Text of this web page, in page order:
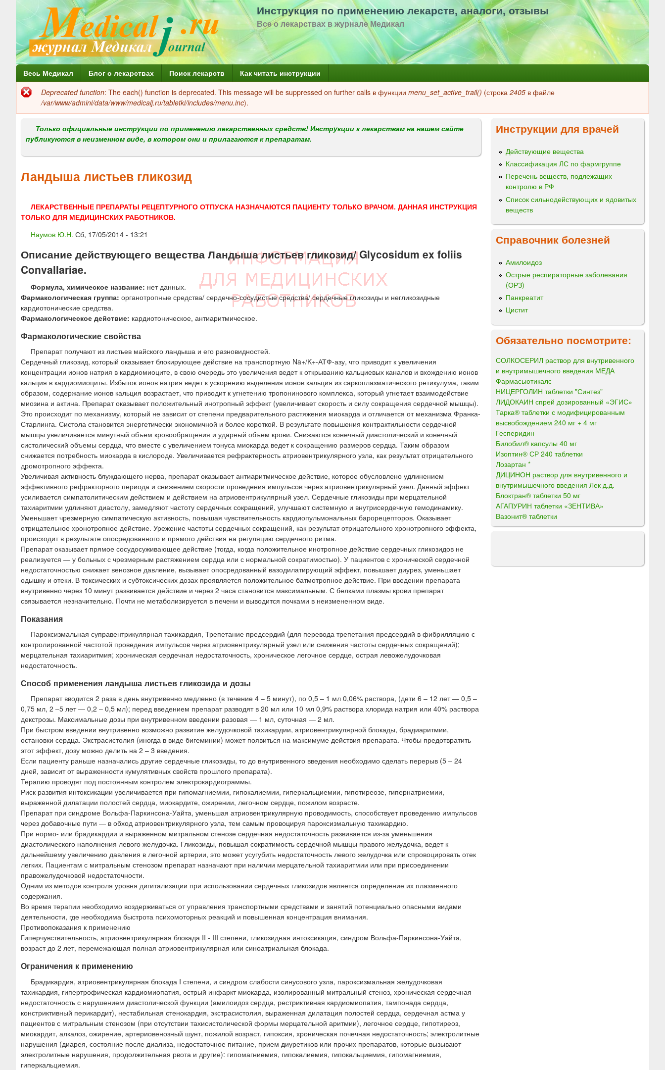
Перейти
к
содержанию
Инструкция по применению лекарств, аналоги, отзывы
Все о лекарствах в журнале Медикал
Г
л
н
м
н
Весь Медикал Блог о лекарствах Поиск лекарств Как читать инструкции
Сообщение
об
ошибке
Deprecated function: The each() function is deprecated. This message will be suppressed on further calls в функции menu_set_active_trail() (строка 2405 в файле
/var/www/admini/data/www/medicalj.ru/tabletki/includes/menu.inc).
Только официальные инструкции по применению лекарственных средств! Инструкции к лекарствам на нашем сайте
публикуются в неизменном виде, в котором они и прилагаются к препаратам.
Ландыша листьев гликозид
ЛЕКАРСТВЕННЫЕ ПРЕПАРАТЫ РЕЦЕПТУРНОГО ОТПУСКА НАЗНАЧАЮТСЯ ПАЦИЕНТУ ТОЛЬКО ВРАЧОМ. ДАННАЯ ИНСТРУКЦИЯ
ТОЛЬКО ДЛЯ МЕДИЦИНСКИХ РАБОТНИКОВ.
Наумов Ю.Н. Сб, 17/05/2014 - 13:21
Описание действующего вещества Ландыша листьев гликозид/ Glycosidum ex foliis
Convallariae.
Формула, химическое название: нет данных.
Фармакологическая группа: органотропные средства/ сердечно-сосудистые средства/ сердечные гликозиды и негликозидные
кардиотонические средства.
Фармакологическое действие: кардиотоническое, антиаритмическое.
Фармакологические свойства
Препарат получают из листьев майского ландыша и его разновидностей.
Сердечный гликозид, который оказывает блокирующее действие на транспортную Na+/K+-АТФ-азу, что приводит к увеличения
концентрации ионов натрия в кардиомиоците, в свою очередь это увеличения ведет к открыванию кальциевых каналов и вхождению ионов
кальция в кардиомиоциты. Избыток ионов натрия ведет к ускорению выделения ионов кальция из саркоплазматического ретикулума, таким
образом, содержание ионов кальция возрастает, что приводит к угнетению тропонинового комплекса, который угнетает взаимодействие
миозина и актина. Препарат оказывает положительный инотропный эффект (увеличивает скорость и силу сокращения сердечной мышцы).
Это происходит по механизму, который не зависит от степени предварительного растяжения миокарда и отличается от механизма Франка-
Старлинга. Систола становится энергетически экономичной и более короткой. В результате повышения контрактильности сердечной
мышцы увеличивается минутный объем кровообращения и ударный объем крови. Снижаются конечный диастолический и конечный
систолический объемы сердца, что вместе с увеличением тонуса миокарда ведет к сокращению размеров сердца. Таким образом
снижается потребность миокарда в кислороде. Увеличивается рефрактерность атриовентрикулярного узла, как результат отрицательного
дромотропного эффекта.
Увеличивая активность блуждающего нерва, препарат оказывает антиаритмическое действие, которое обусловлено удлинением
эффективного рефракторного периода и снижением скорости проведения импульсов через атриовентрикулярный узел. Данный эффект
усиливается симпатолитическим действием и действием на атриовентрикулярный узел. Сердечные гликозиды при мерцательной
тахиаритмии удлиняют диастолу, замедляют частоту сердечных сокращений, улучшают системную и внутрисердечную гемодинамику.
Уменьшает чрезмерную симпатическую активность, повышая чувствительность кардиопульмональных барорецепторов. Оказывает
отрицательное хронотропное действие. Урежение частоты сердечных сокращений, как результат отрицательного хронотропного эффекта,
происходит в результате опосредованного и прямого действия на регуляцию сердечного ритма.
Препарат оказывает прямое сосудосуживающее действие (тогда, когда положительное инотропное действие сердечных гликозидов не
реализуется — у больных с чрезмерным растяжением сердца или с нормальной сократимостью). У пациентов с хронической сердечной
недостаточностью снижает венозное давление, вызывает опосредованный вазодилатирующий эффект, повышает диурез, уменьшает
одышку и отеки. В токсических и субтоксических дозах проявляется положительное батмотропное действие. При введении препарата
внутривенно через 10 минут развивается действие и через 2 часа становится максимальным. С белками плазмы крови препарат
связывается незначительно. Почти не метаболизируется в печени и выводится почками в неизмененном виде.
Показания
Пароксизмальная суправентрикулярная тахикардия, Трепетание предсердий (для перевода трепетания предсердий в фибрилляцию с
контролированной частотой проведения импульсов через атриовентрикулярный узел или снижения частоты сердечных сокращений);
мерцательная тахиаритмия; хроническая сердечная недостаточность, хроническое легочное сердце, острая левожелудочковая
недостаточность.
Способ применения ландыша листьев гликозида и дозы
Препарат вводится 2 раза в день внутривенно медленно (в течение 4 – 5 минут), по 0,5 – 1 мл 0,06% раствора, (дети 6 – 12 лет — 0,5 –
0,75 мл, 2 –5 лет — 0,2 – 0,5 мл); перед введением препарат разводят в 20 мл или 10 мл 0,9% раствора хлорида натрия или 40% раствора
декстрозы. Максимальные дозы при внутривенном введении разовая — 1 мл, суточная — 2 мл.
При быстром введении внутривенно возможно развитие желудочковой тахикардии, атриовентрикулярной блокады, брадиаритмии,
остановки сердца. Экстрасистолия (иногда в виде бигеминии) может появиться на максимуме действия препарата. Чтобы предотвратить
этот эффект, дозу можно делить на 2 – 3 введения.
Если пациенту раньше назначались другие сердечные гликозиды, то до внутривенного введения необходимо сделать перерыв (5 – 24
дней, зависит от выраженности кумулятивных свойств прошлого препарата).
Терапию проводят под постоянным контролем электрокардиограммы.
Риск развития интоксикации увеличивается при гипомагниемии, гипокалиемии, гиперкальциемии, гипотиреозе, гипернатриемии,
выраженной дилатации полостей сердца, миокардите, ожирении, легочном сердце, пожилом возрасте.
Препарат при синдроме Вольфа-Паркинсона-Уайта, уменьшая атриовентрикулярную проводимость, способствует проведению импульсов
через добавочные пути — в обход атриовентрикулярного узла, тем самым провоцируя пароксизмальную тахикардию.
При нормо- или брадикардии и выраженном митральном стенозе сердечная недостаточность развивается из-за уменьшения
диастолического наполнения левого желудочка. Гликозиды, повышая сократимость сердечной мышцы правого желудочка, ведет к
дальнейшему увеличению давления в легочной артерии, это может усугубить недостаточность левого желудочка или спровоцировать отек
легких. Пациентам с митральным стенозом препарат назначают при наличии мерцательной тахиаритмии или при присоединении
правожелудочковой недостаточности.
Одним из методов контроля уровня дигитализации при использовании сердечных гликозидов является определение их плазменного
содержания.
Во время терапии необходимо воздерживаться от управления транспортными средствами и занятий потенциально опасными видами
деятельности, где необходима быстрота психомоторных реакций и повышенная концентрация внимания.
Противопоказания к применению
Гиперчувствительность, атриовентрикулярная блокада II - III степени, гликозидная интоксикация, синдром Вольфа-Паркинсона-Уайта,
возраст до 2 лет, перемежающая полная атриовентрикулярная или синоатриальная блокада.
Ограничения к применению
Брадикардия, атриовентрикулярная блокада I степени, и синдром слабости синусового узла, пароксизмальная желудочковая
тахикардия, гипертрофическая кардиомиопатия, острый инфаркт миокарда, изолированный митральный стеноз, хроническая сердечная
недостаточность с нарушением диастолической функции (амилоидоз сердца, рестриктивная кардиомиопатия, тампонада сердца,
констриктивный перикардит), нестабильная стенокардия, экстрасистолия, выраженная дилатация полостей сердца, сердечная астма у
пациентов с митральным стенозом (при отсутствии тахисистолической формы мерцательной аритмии), легочное сердце, гипотиреоз,
миокардит, алкалоз, ожирение, артериовенозный шунт, пожилой возраст, гипоксия, хроническая почечная недостаточность; электролитные
нарушения (диарея, состояние после диализа, недостаточное питание, прием диуретиков или прочих препаратов, которые вызывают
электролитные нарушения, продолжительная рвота и другие): гипомагниемия, гипокалиемия, гипокальциемия, гипомагниемия,
гиперкальциемия.
Инструкции для врачей
Действующие вещества
Классификация ЛС по фармгруппе
Перечень веществ, подлежащих
контролю в РФ
Список сильнодействующих и ядовитых
веществ
Справочник болезней
Амилоидоз
Острые респираторные заболевания
(ОРЗ)
Панкреатит
Цистит
Обязательно посмотрите:
СОЛКОСЕРИЛ раствор для внутривенного
и внутримышечного введения МЕДА
Фармасьютикалс
НИЦЕРГОЛИН таблетки "Синтез"
ЛИДОКАИН спрей дозированный «ЭГИС»
Тарка® таблетки с модифицированным
высвобождением 240 мг + 4 мг
Гесперидин
Билобил® капсулы 40 мг
Изоптин® СР 240 таблетки
Лозартан *
ДИЦИНОН раствор для внутривенного и
внутримышечного введения Лек д.д.
Блоктран® таблетки 50 мг
АГАПУРИН таблетки «ЗЕНТИВА»
Вазонит® таблетки